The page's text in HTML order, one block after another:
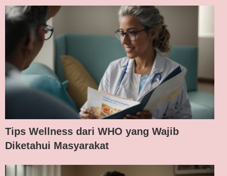
Tips Wellness dari WHO yang Wajib
Diketahui Masyarakat